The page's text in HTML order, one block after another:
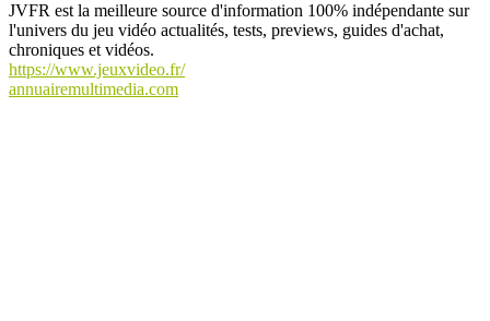
JVFR est la meilleure source d'information 100% indépendante sur
l'univers du jeu vidéo actualités, tests, previews, guides d'achat,
chroniques et vidéos.
https://www.jeuxvideo.fr/
annuairemultimedia.com